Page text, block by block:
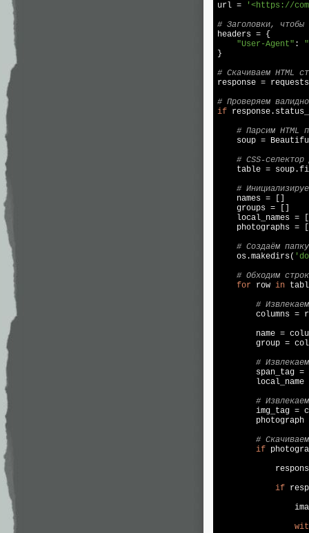
url =
'<https://
# Заголовки, чтобы
headers = {
"User-Agent" :
}
# Скачиваем HTML
response =
# Проверяем
if
# Парсим HTML
soup =
# CSS-
table =
#
    names = []
    groups = []
local_names =
photographs =
# Создаём
    os.makedirs(
# Обходим
for row in
#
columns =
name =
group =
#
span_tag =
#
img_tag =
photograph
#
if
if